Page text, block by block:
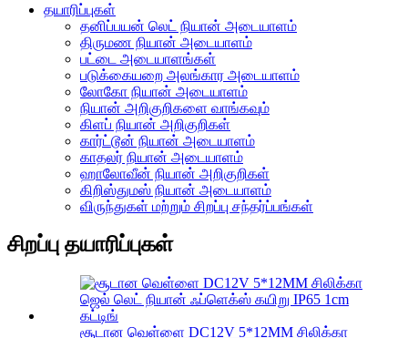
தயாரிப்புகள்
தனிப்பயன் லெட் நியான் அடையாளம்
திருமண நியான் அடையாளம்
பட்டை அடையாளங்கள்
படுக்கையறை அலங்கார அடையாளம்
லோகோ நியான் அடையாளம்
நியான் அறிகுறிகளை வாங்கவும்
கிளப் நியான் அறிகுறிகள்
கார்ட்டூன் நியான் அடையாளம்
காதலர் நியான் அடையாளம்
ஹாலோவீன் நியான் அறிகுறிகள்
கிறிஸ்துமஸ் நியான் அடையாளம்
விருந்துகள் மற்றும் சிறப்பு சந்தர்ப்பங்கள்
சிறப்பு தயாரிப்புகள்
சூடான வெள்ளை DC12V 5*12MM சிலிக்கா